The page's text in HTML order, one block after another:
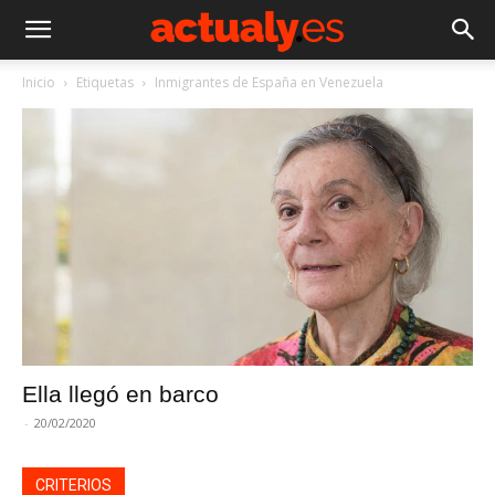
Inicio Etiquetas Inmigrantes de España en Venezuela
Ella llegó en barco
- 20/02/2020
CRITERIOS